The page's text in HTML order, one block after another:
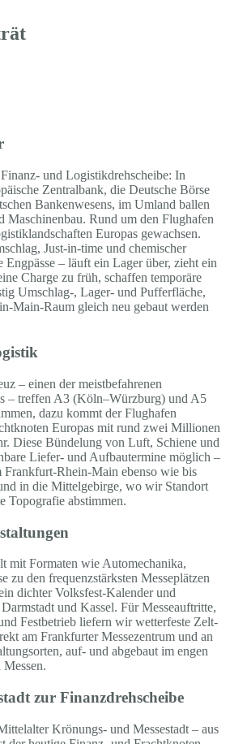
und Logistikdrehscheibe: In
Zentralbank, die Deutsche Börse
Bankenwesens, im Umland ballen
Maschinenbau. Rund um den Flughafen
Europas gewachsen.
Just-in-time und chemischer
– läuft ein Lager über, zieht ein
Charge zu früh, schaffen temporäre
Umschlag-, Lager- und Pufferfläche,
Main-Raum gleich neu gebaut werden
– einen der meistbefahrenen
– treffen A3 (Köln–Würzburg) und A5
dazu kommt der Flughafen
Europas mit rund zwei Millionen
Diese Bündelung von Luft, Schiene und
Liefer- und Aufbautermine möglich –
Frankfurt-Rhein-Main ebenso wie bis
in die Mittelgebirge, wo wir Standort
Topografie abstimmen.
mit Formaten wie Automechanika,
zu den frequenzstärksten Messeplätzen
dichter Volksfest-Kalender und
und Kassel. Für Messeauftritte,
Festbetrieb liefern wir wetterfeste Zelt-
am Frankfurter Messezentrum und an
auf- und abgebaut im engen
zur Finanzdrehscheibe
Krönungs- und Messestadt – aus